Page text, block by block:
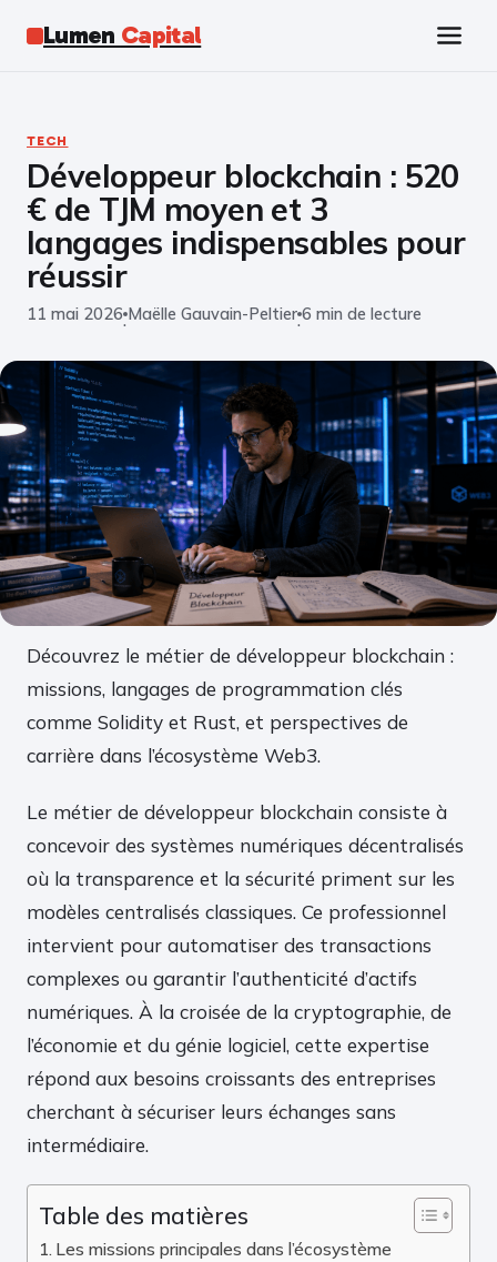
Lumen Capital
Business
Finance
Marketing
Emploi
TECH
Développeur blockchain : 520
€ de TJM moyen et 3
langages indispensables pour
réussir
11 mai 2026
·
Maëlle Gauvain-Peltier
·
6 min de lecture
Découvrez le métier de développeur blockchain :
missions, langages de programmation clés
comme Solidity et Rust, et perspectives de
carrière dans l’écosystème Web3.
Le métier de développeur blockchain consiste à
concevoir des systèmes numériques décentralisés
où la transparence et la sécurité priment sur les
modèles centralisés classiques. Ce professionnel
intervient pour automatiser des transactions
complexes ou garantir l’authenticité d’actifs
numériques. À la croisée de la cryptographie, de
l’économie et du génie logiciel, cette expertise
répond aux besoins croissants des entreprises
cherchant à sécuriser leurs échanges sans
intermédiaire.
Table des matières
Les missions principales dans l’écosystème